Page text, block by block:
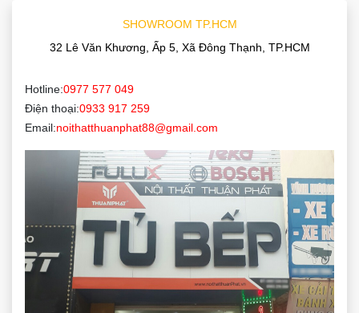
SHOWROOM TP.HCM
32 Lê Văn Khương, Ấp 5, Xã Đông Thạnh, TP.HCM
Hotline:0977 577 049
Điện thoại:0933 917 259
Email:noithatthuanphat88@gmail.com